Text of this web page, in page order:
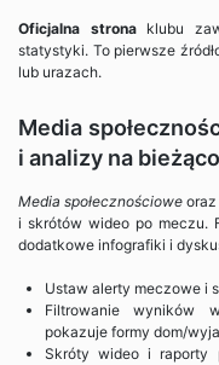
Oficjalna stronaklubu
statystyki. To pierwsze
lub urazach.
Media
i analizy na bieżąco
Media społecznościowe
i skrótów wideo po meczu.
dodatkowe infografiki i
Ustaw alerty meczowe i
Filtrowanie wyników
pokazuje formy dom/
Skróty wideo i raporty